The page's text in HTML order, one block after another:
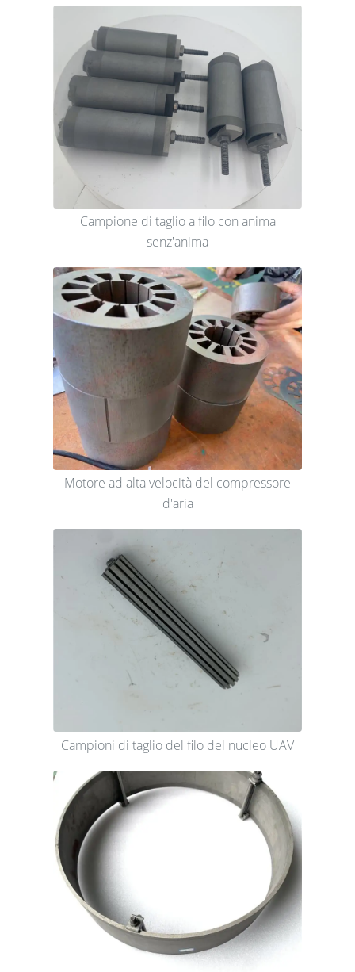
Campione di taglio a filo con anima
senz'anima
Motore ad alta velocità del compressore
d'aria
Campioni di taglio del filo del nucleo UAV